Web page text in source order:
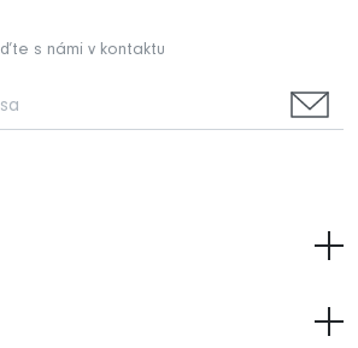
s námi v kontaktu